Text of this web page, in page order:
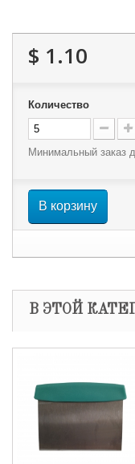
$ 1.10
Количество
Минимальный заказ
В корзину
В ЭТОЙ